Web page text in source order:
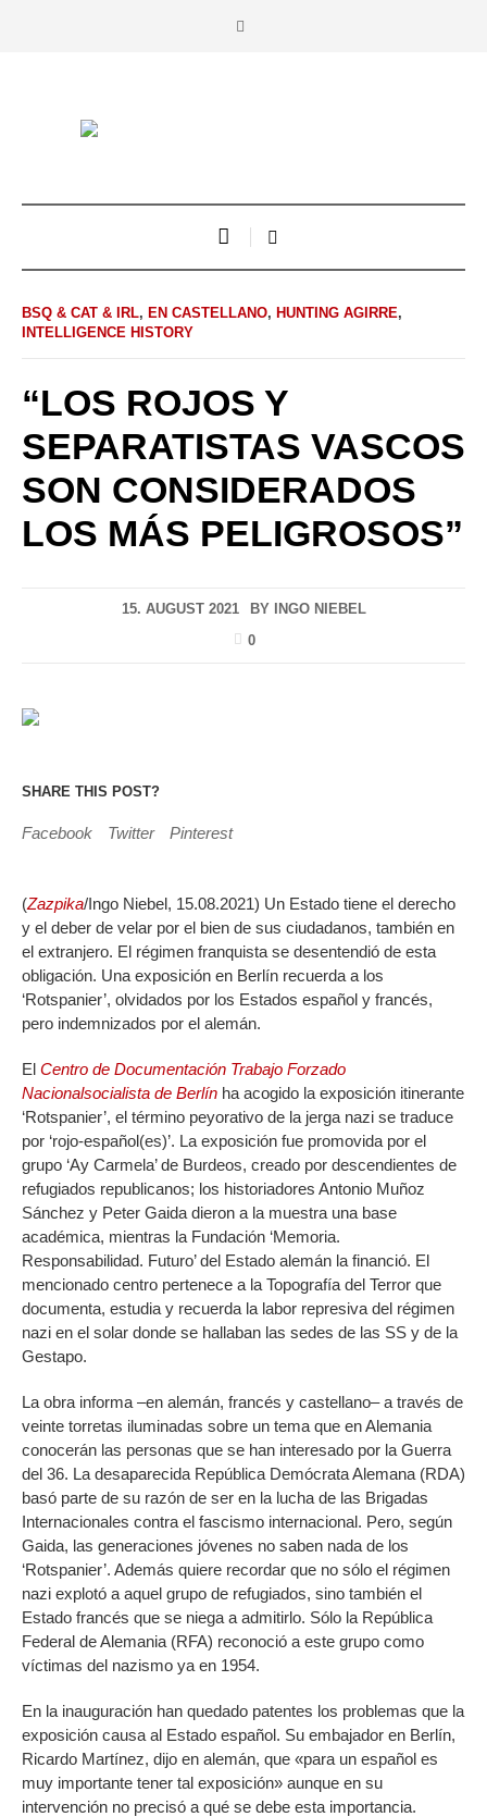
BSQ & CAT & IRL, EN CASTELLANO, HUNTING AGIRRE,
INTELLIGENCE HISTORY
“LOS ROJOS Y
SEPARATISTAS VASCOS
SON CONSIDERADOS
LOS MÁS PELIGROSOS”
15. AUGUST 2021 BY INGO NIEBEL
0
SHARE THIS POST?
Facebook Twitter Pinterest
(Zazpika/Ingo Niebel, 15.08.2021) Un Estado tiene el derecho
y el deber de velar por el bien de sus ciudadanos, también en
el extranjero. El régimen franquista se desentendió de esta
obligación. Una exposición en Berlín recuerda a los
‘Rotspanier’, olvidados por los Estados español y francés,
pero indemnizados por el alemán.
El Centro de Documentación Trabajo Forzado
Nacionalsocialista de Berlín ha acogido la exposición itinerante
‘Rotspanier’, el término peyorativo de la jerga nazi se traduce
por ‘rojo-español(es)’. La exposición fue promovida por el
grupo ‘Ay Carmela’ de Burdeos, creado por descendientes de
refugiados republicanos; los historiadores Antonio Muñoz
Sánchez y Peter Gaida dieron a la muestra una base
académica, mientras la Fundación ‘Memoria.
Responsabilidad. Futuro’ del Estado alemán la financió. El
mencionado centro pertenece a la Topografía del Terror que
documenta, estudia y recuerda la labor represiva del régimen
nazi en el solar donde se hallaban las sedes de las SS y de la
Gestapo.
La obra informa –en alemán, francés y castellano– a través de
veinte torretas iluminadas sobre un tema que en Alemania
conocerán las personas que se han interesado por la Guerra
del 36. La desaparecida República Demócrata Alemana (RDA)
basó parte de su razón de ser en la lucha de las Brigadas
Internacionales contra el fascismo internacional. Pero, según
Gaida, las generaciones jóvenes no saben nada de los
‘Rotspanier’. Además quiere recordar que no sólo el régimen
nazi explotó a aquel grupo de refugiados, sino también el
Estado francés que se niega a admitirlo. Sólo la República
Federal de Alemania (RFA) reconoció a este grupo como
víctimas del nazismo ya en 1954.
En la inauguración han quedado patentes los problemas que la
exposición causa al Estado español. Su embajador en Berlín,
Ricardo Martínez, dijo en alemán, que «para un español es
muy importante tener tal exposición» aunque en su
intervención no precisó a qué se debe esta importancia.